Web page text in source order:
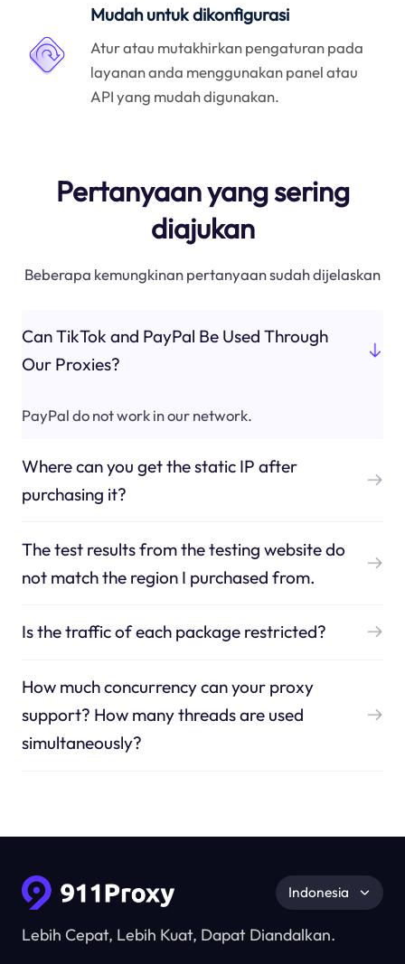
Mudah untuk dikonfigurasi
Atur atau mutakhirkan pengaturan pada
layanan anda menggunakan panel atau
API yang mudah digunakan.
Pertanyaan yang sering
diajukan
Beberapa kemungkinan pertanyaan sudah dijelaskan
Can TikTok and PayPal Be Used Through
Our Proxies?
PayPal do not work in our network.
Where can you get the static IP after
purchasing it?
The test results from the testing website do
not match the region I purchased from.
Is the traffic of each package restricted?
How much concurrency can your proxy
support? How many threads are used
simultaneously?
Lebih Cepat, Lebih Kuat, Dapat Diandalkan.
Indonesia